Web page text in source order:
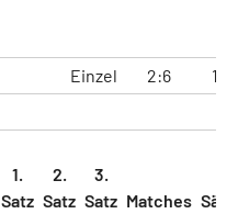
Einzel 2:6
1:3
1.
Satz
2.
Satz
3.
Satz Matches